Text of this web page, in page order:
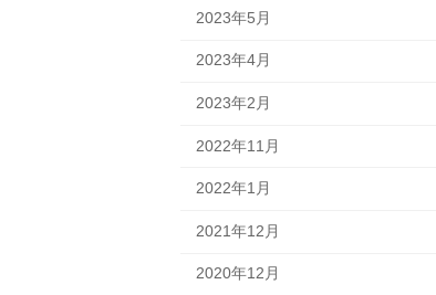
2023年5月
2023年4月
2023年2月
2022年11月
2022年1月
2021年12月
2020年12月